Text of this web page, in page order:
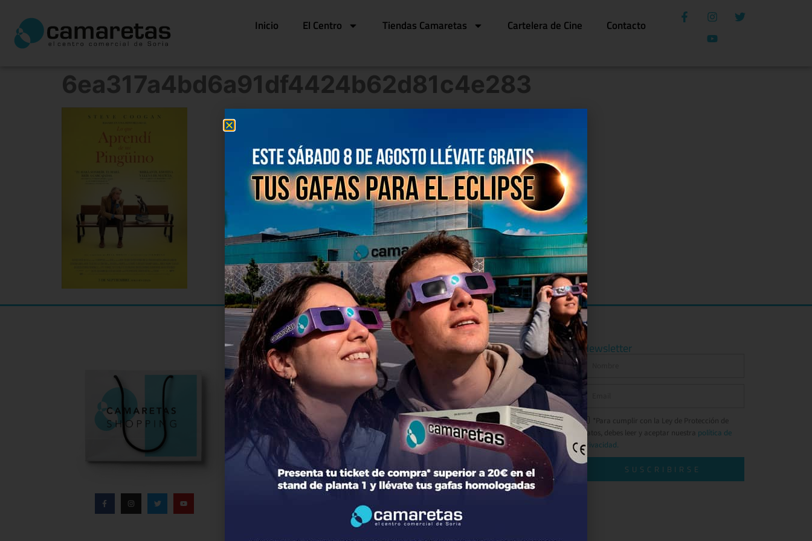
Inicio El Centro Tiendas Camaretas Cartelera de Cine Contacto
6ea317a4bd6a91df4424b62d81c4e283
Información del centro
Información general
Directorio de tiendas y Planos
Contacto
Política de Privacidad
Aviso Legal
Política de Cookies
Bases legales Concursos y Promociones
Tiendas
Hogar y Alimentación
Regalos y Complementos
Ocio y Restauración
Servicios
Newsletter
*Para cumplir con la Ley de Protección de
Datos, debes leer y aceptar nuestra política de
privacidad.
SUSCRIBIRSE